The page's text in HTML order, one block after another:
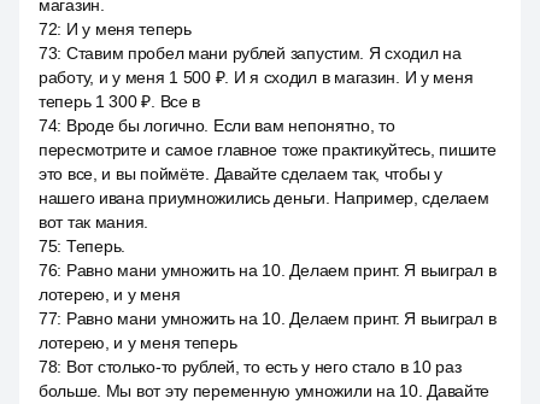
магазин.
72: И у меня теперь
73: Ставим пробел мани рублей запустим. Я сходил на
работу, и у меня 1 500 ₽. И я сходил в магазин. И у меня
теперь 1 300 ₽. Все в
74: Вроде бы логично. Если вам непонятно, то
пересмотрите и самое главное тоже практикуйтесь, пишите
это все, и вы поймёте. Давайте сделаем так, чтобы у
нашего ивана приумножились деньги. Например, сделаем
вот так мания.
75: Теперь.
76: Равно мани умножить на 10. Делаем принт. Я выиграл в
лотерею, и у меня
77: Равно мани умножить на 10. Делаем принт. Я выиграл в
лотерею, и у меня теперь
78: Вот столько-то рублей, то есть у него стало в 10 раз
больше. Мы вот эту переменную умножили на 10. Давайте